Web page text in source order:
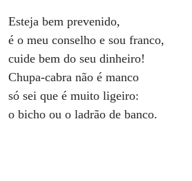
Esteja bem prevenido,
é o meu conselho e sou franco,
cuide bem do seu dinheiro!
Chupa-cabra não é manco
só sei que é muito ligeiro:
o bicho ou o ladrão de banco.